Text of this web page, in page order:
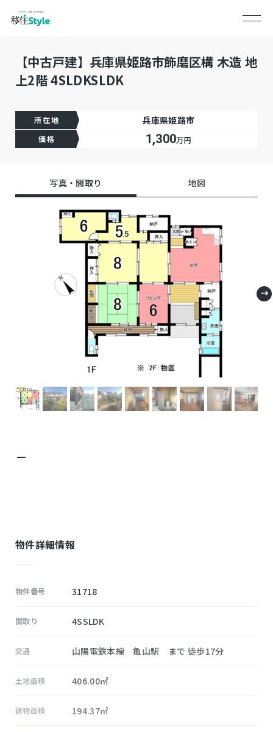
【中古戸建】兵庫県姫路市飾磨区構 木造 地
上2階 4SLDKSLDK
所在地 兵庫県姫路市
価格 1,300万円
写真・間取り 地図
－
物件詳細情報
物件番号 31718
間取り 4SSLDK
交通 山陽電鉄本線 亀山駅 まで 徒歩17分
土地面積 406.00㎡
建物面積 194.37㎡